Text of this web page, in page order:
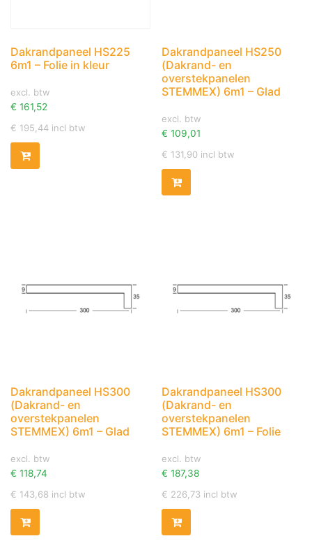
Dakrandpaneel HS225
6m1 – Folie in kleur
excl. btw
€ 161,52
€ 195,44 incl btw
Dakrandpaneel HS250
(Dakrand- en
overstekpanelen
STEMMEX) 6m1 – Glad
excl. btw
€ 109,01
€ 131,90 incl btw
Dakrandpaneel HS300
(Dakrand- en
overstekpanelen
STEMMEX) 6m1 – Glad
excl. btw
€ 118,74
€ 143,68 incl btw
Dakrandpaneel HS300
(Dakrand- en
overstekpanelen
STEMMEX) 6m1 – Folie
excl. btw
€ 187,38
€ 226,73 incl btw